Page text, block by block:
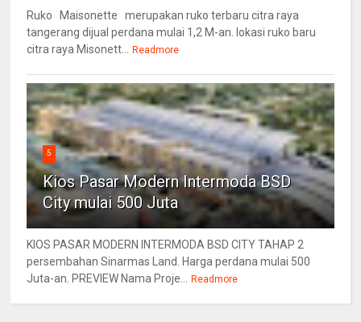
Ruko Maisonette merupakan ruko terbaru citra raya
tangerang dijual perdana mulai 1,2 M-an. lokasi ruko baru
citra raya Misonett... Readmore
5
Kios Pasar Modern Intermoda BSD
City mulai 500 Juta
KIOS PASAR MODERN INTERMODA BSD CITY TAHAP 2
persembahan Sinarmas Land. Harga perdana mulai 500
Juta-an. PREVIEW Nama Proje... Readmore